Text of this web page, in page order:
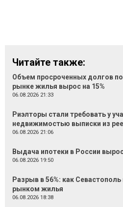
Читайте также:
Объем просроченных долгов
рынке жилья вырос на 15%
06.08.2026 21:33
Риэлторы стали требовать у
недвижимостью выписки из
06.08.2026 21:06
Выдача ипотеки в России
06.08.2026 19:50
Разрыв в 56%: как
рынком жилья
06.08.2026 18:38